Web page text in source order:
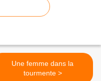
Une femme dans la
tourmente >